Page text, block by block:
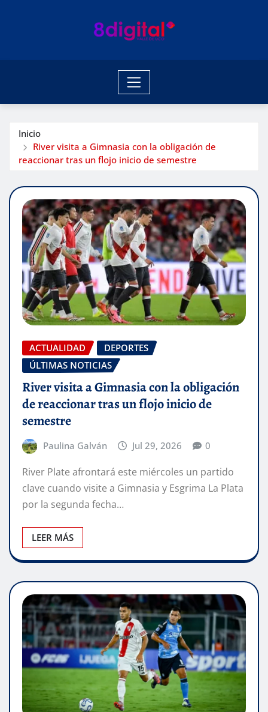
Inicio
River visita a Gimnasia con la obligación de
reaccionar tras un flojo inicio de semestre
ACTUALIDAD
DEPORTES
ÚLTIMAS NOTICIAS
River visita a Gimnasia con la obligación
de reaccionar tras un flojo inicio de
semestre
Paulina Galván Jul 29, 2026 0
River Plate afrontará este miércoles un partido
clave cuando visite a Gimnasia y Esgrima La Plata
por la segunda fecha…
LEER MÁS